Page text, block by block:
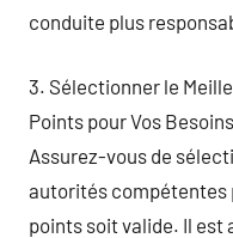
conduite plus
3. Sélectionner le
Points pour Vos Besoins
Assurez-vous de
autorités compétentes
points soit valide. Il est